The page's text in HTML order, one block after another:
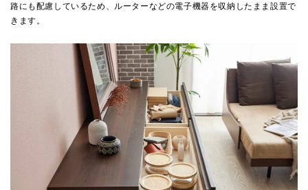
路にも配慮しているため、ルーターなどの電子機器を収納したまま設置で
きます。